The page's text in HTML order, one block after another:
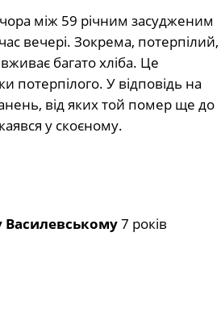
між 59 річним засудженим
вечері. Зокрема, потерпілий,
багато хліба. Це
потерпілого. У відповідь на
від яких той помер ще до
у скоєному.
Василевському7 років